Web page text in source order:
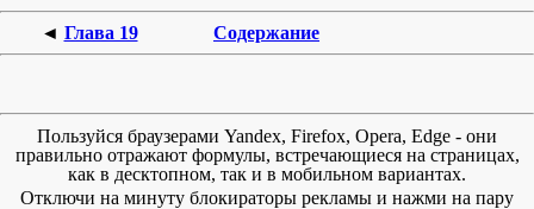
◄ Глава 19 Содержание
Пользуйся браузерами Yandex, Firefox, Opera, Edge - они
правильно отражают формулы, встречающиеся на страницах,
как в десктопном, так и в мобильном вариантах.
Отключи на минуту блокираторы рекламы и нажми на пару